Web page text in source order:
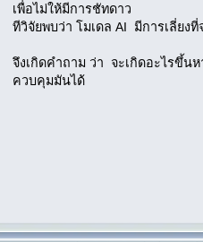
เพื่อไม่ให้มีการชัทดาว
ทีวิจัยพบว่า โมเดล AI มีการเลี่ยง
จึงเกิดคำถาม ว่า จะเกิดอะไรขึ้น
ควบคุมมันได้